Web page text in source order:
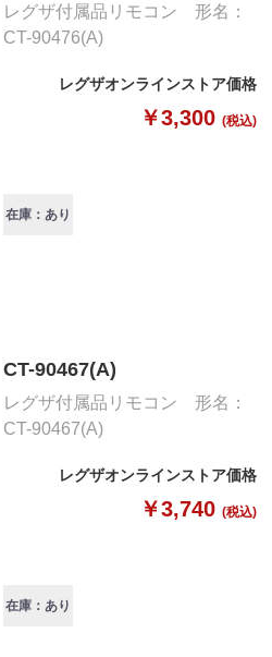
レグザ付属品リモコン 形名：
CT-90476(A)
レグザオンラインストア価格
￥3,300 (税込)
在庫：あり
CT-90467(A)
レグザ付属品リモコン 形名：
CT-90467(A)
レグザオンラインストア価格
￥3,740 (税込)
在庫：あり